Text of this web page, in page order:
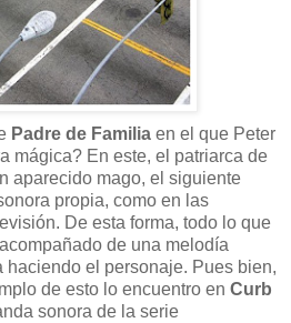
Padre de Familia en el que Peter
mágica? En este, el patriarca de
aparecido mago, el siguiente
propia, como en las
De esta forma, todo lo que
de una melodía
haciendo el personaje. Pues bien,
de esto lo encuentro en Curb
sonora de la serie